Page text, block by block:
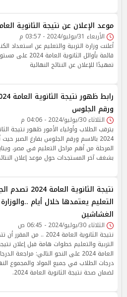
موعد الإعلان عن نتيجة الثانوية
الأربعاء 31/يوليو/2024 - 03:57 م
أعلنت وزارة التربية والتعليم عن استعداد
قائمة بأوائل الثانوية
تمهيدًا للإعلان عن النتائج النهائية
ورقم الجلوس
الثلاثاء 30/يوليو/2024 - 04:06 م
يترقب الطلاب وأولياء الأمور ظهور نتيجة
2024 بالاسم ورقم الجلوس بفارغ الصبر
المرحلة من أهم مراحل التعليم في مصر،
بشغف آخر المستجدات حول موعد إعلان
نتيجة الثانوية
التعليم يعتمدها خلال أيام
الغشاشين
الثلاثاء 30/يوليو/2024 - 06:45 ص
نتيجة الثانوية العامة 2024 .. من
التربية والتعليم خطوات هامة قبل إعلان
العامة 2024 على النحو التالي: مراجعة
درجات الطلاب في جميع المواد والمجموع
لضمان صحة نتيجة الثانوية العامة 2024.